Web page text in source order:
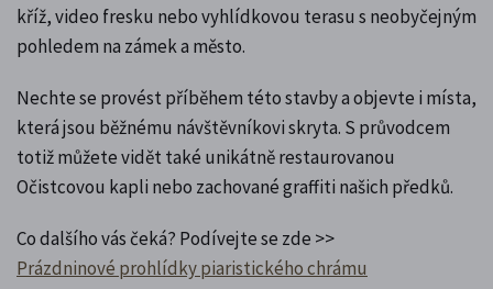
kříž, video fresku nebo vyhlídkovou terasu s neobyčejným
pohledem na zámek a město.
Nechte se provést příběhem této stavby a objevte i místa,
která jsou běžnému návštěvníkovi skryta. S průvodcem
totiž můžete vidět také unikátně restaurovanou
Očistcovou kapli nebo zachované graffiti našich předků.
Co dalšího vás čeká? Podívejte se zde >>
Prázdninové prohlídky piaristického chrámu